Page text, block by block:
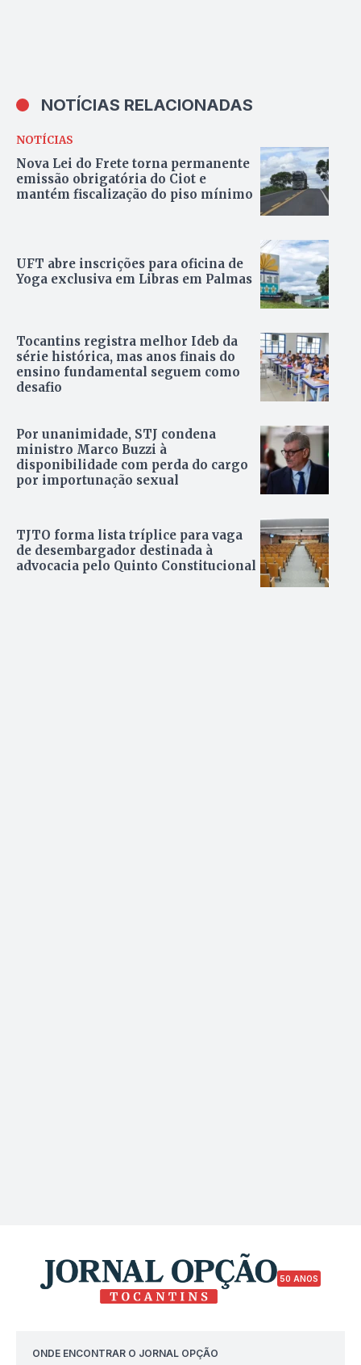
NOTÍCIAS RELACIONADAS
NOTÍCIAS
Nova Lei do Frete torna permanente
emissão obrigatória do Ciot e
mantém fiscalização do piso mínimo
UFT abre inscrições para oficina de
Yoga exclusiva em Libras em Palmas
Tocantins registra melhor Ideb da
série histórica, mas anos finais do
ensino fundamental seguem como
desafio
Por unanimidade, STJ condena
ministro Marco Buzzi à
disponibilidade com perda do cargo
por importunação sexual
TJTO forma lista tríplice para vaga
de desembargador destinada à
advocacia pelo Quinto Constitucional
50 ANOS
ONDE ENCONTRAR O JORNAL OPÇÃO